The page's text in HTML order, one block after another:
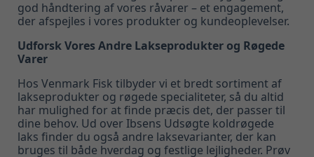
god håndtering af vores råvarer – et engagement,
der afspejles i vores produkter og kundeoplevelser.
Udforsk Vores Andre Lakseprodukter og Røgede
Varer
Hos Venmark Fisk tilbyder vi et bredt sortiment af
lakseprodukter og røgede specialiteter, så du altid
har mulighed for at finde præcis det, der passer til
dine behov. Ud over Ibsens Udsøgte koldrøgede
laks finder du også andre laksevarianter, der kan
bruges til både hverdag og festlige lejligheder. Prøv